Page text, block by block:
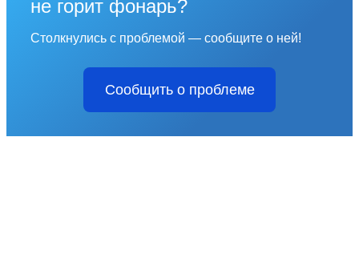
не горит фонарь?
Столкнулись с проблемой — сообщите о ней!
Сообщить о проблеме